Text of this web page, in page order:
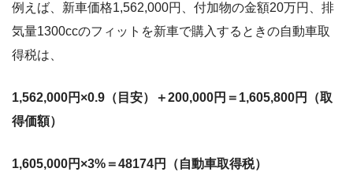
例えば、新車価格1,562,000円、付加物の金額20万円、排
気量1300ccのフィットを新車で購入するときの自動車取
得税は、
1,562,000円×0.9（目安）＋200,000円＝1,605,800円（取
得価額）
1,605,000円×3%＝48174円（自動車取得税）